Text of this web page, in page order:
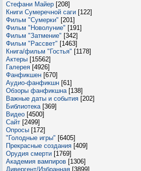
Стефани Майер [208]
Книги Сумеречной саги [122]
Фильм "Сумерки" [201]
Фильм "Новолуние" [191]
Фильм "Затмение" [342]
Фильм "Рассвет" [1463]
Книга/фильм "Гостья" [1178]
Актеры [15562]
Галерея [4926]
Фанфикшен [670]
Аудио-фанфикшн [61]
Обзоры фанфикшна [138]
Важные даты и события [202]
Библиотека [369]
Видео [4500]
Сайт [2499]
Опросы [172]
"Голодные игры" [6405]
Прекрасные создания [409]
Орудия смерти [1769]
Академия вампиров [1306]
Дивергент/Избранная [3899]